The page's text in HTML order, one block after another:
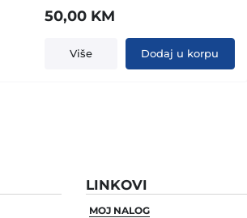
50,00 KM
Više Dodaj u korpu
LINKOVI
MOJ NALOG